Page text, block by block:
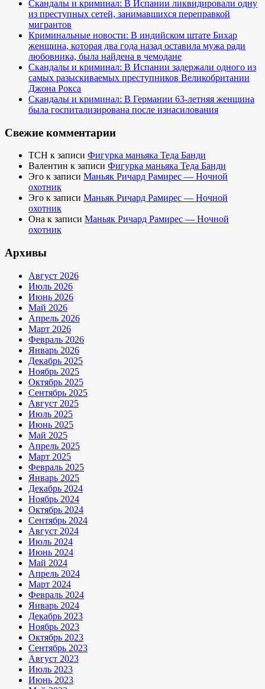
Скандалы и криминал: В Испании ликвидировали одну
из преступных сетей, занимавшихся переправкой
мигрантов
Криминальные новости: В индийском штате Бихар
женщина, которая два года назад оставила мужа ради
любовника, была найдена в чемодане
Скандалы и криминал: В Испании задержали одного из
самых разыскиваемых преступников Великобритании
Джона Рокса
Скандалы и криминал: В Германии 63-летняя женщина
была госпитализирована после изнасилования
Свежие комментарии
TCH к записи Фигурка маньяка Теда Банди
Валентин к записи Фигурка маньяка Теда Банди
Эго к записи Маньяк Ричард Рамирес — Ночной
охотник
Эго к записи Маньяк Ричард Рамирес — Ночной
охотник
Она к записи Маньяк Ричард Рамирес — Ночной
охотник
Архивы
Август 2026
Июль 2026
Июнь 2026
Май 2026
Апрель 2026
Март 2026
Февраль 2026
Январь 2026
Декабрь 2025
Ноябрь 2025
Октябрь 2025
Сентябрь 2025
Август 2025
Июль 2025
Июнь 2025
Май 2025
Апрель 2025
Март 2025
Февраль 2025
Январь 2025
Декабрь 2024
Ноябрь 2024
Октябрь 2024
Сентябрь 2024
Август 2024
Июль 2024
Июнь 2024
Май 2024
Апрель 2024
Март 2024
Февраль 2024
Январь 2024
Декабрь 2023
Ноябрь 2023
Октябрь 2023
Сентябрь 2023
Август 2023
Июль 2023
Июнь 2023